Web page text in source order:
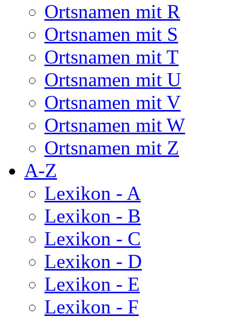
Ortsnamen mit R
Ortsnamen mit S
Ortsnamen mit T
Ortsnamen mit U
Ortsnamen mit V
Ortsnamen mit W
Ortsnamen mit Z
A-Z
Lexikon - A
Lexikon - B
Lexikon - C
Lexikon - D
Lexikon - E
Lexikon - F